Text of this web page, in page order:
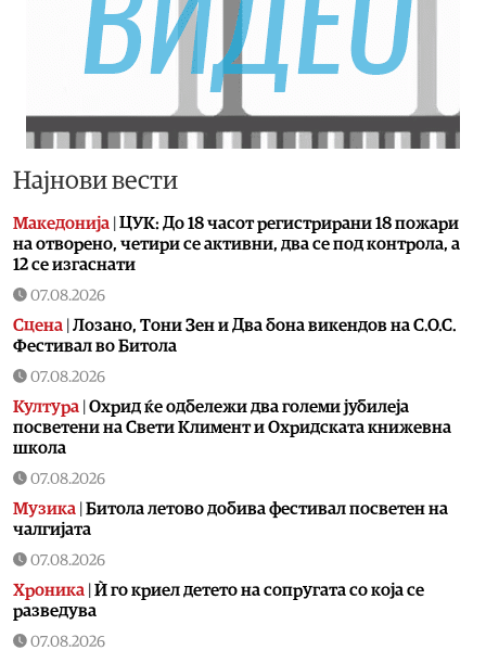
Најнови вести
Македонија | ЦУК: До 18 часот регистрирани 18 пожари
на отворено, четири се активни, два се под контрола, а
12 се изгаснати
07.08.2026
Сцена | Лозано, Тони Зен и Два бона викендов на С.О.С.
Фестивал во Битола
07.08.2026
Култура | Охрид ќе одбележи два големи јубилеја
посветени на Свети Климент и Охридската книжевна
школа
07.08.2026
Музика | Битола летово добива фестивал посветен на
чалгијата
07.08.2026
Хроника | Ѝ го криел детето на сопругата со која се
разведува
07.08.2026